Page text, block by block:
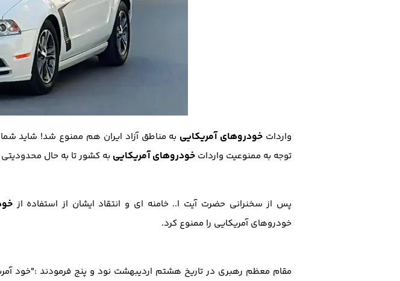
واردات خودروهای آمریکایی به مناطق آزاد ایران هم ممنوع شد! شاید
توجه به ممنوعیت واردات خودروهای آمریکایی به کشور تا به حال
پس از سخنرانی حضرت آیت ا.. خامنه ای و انتقاد ایشان از استفاده از
خودروهای آمریکایی را ممنوع کرد.
مقام معظم رهبری در تاریخ هشتم اردیبهشت نود و پنج فرمودند :"خود